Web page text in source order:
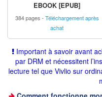
EBOOK [EPUB]
384 pages
Téléchargement après
achat
Important à savoir avant
par DRM et nécessitent
lecture tel que Vivlio sur